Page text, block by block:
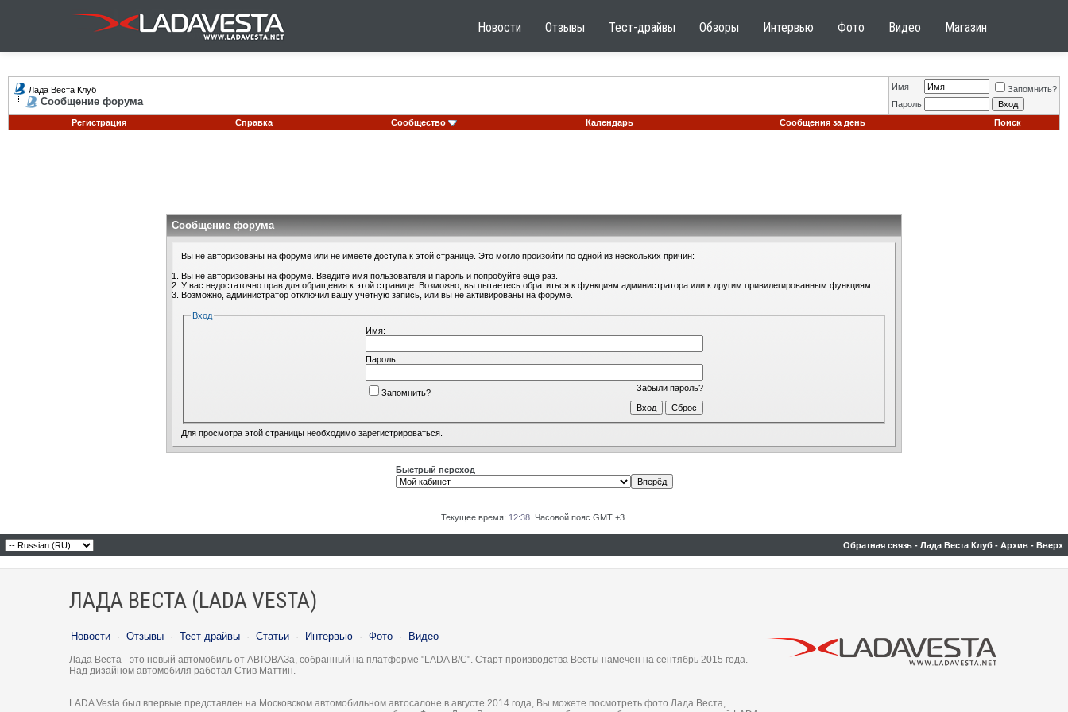
Новости Отзывы Тест-драйвы Обзоры Интервью Фото Видео Магазин
Лада Веста Клуб
Сообщение форума
Имя
Запомнить?
Пароль
Регистрация
Справка Сообщество Календарь Сообщения за день Поиск
Сообщение форума
Вы не авторизованы на форуме или не имеете доступа к этой странице. Это могло произойти по одной из нескольких причин:
Вы не авторизованы на форуме. Введите имя пользователя и пароль и попробуйте ещё раз.
У вас недостаточно прав для обращения к этой странице. Возможно, вы пытаетесь обратиться к функциям администратора или к другим привилегированным функциям.
Возможно, администратор отключил вашу учётную запись, или вы не активированы на форуме.
Вход
Имя:
Пароль:
Забыли пароль?
Запомнить?
Для просмотра этой страницы необходимо зарегистрироваться
Быстрый переход
Текущее время: 12:38 . Часовой пояс GMT +3.
Обратная связь - Лада Веста Клуб - Архив - Вверх
ЛАДА ВЕСТА (LADA VESTA)
Новости · Отзывы · Тест-драйвы · Статьи · Интервью · Фото · Видео
Лада Веста - это новый автомобиль от АВТОВАЗа, собранный на платформе "LADA B/C". Старт производства Весты намечен на сентябрь 2015 года.
Над дизайном автомобиля работал Стив Маттин.
LADA Vesta был впервые представлен на Московском автомобильном автосалоне в августе 2014 года, Вы можете посмотреть фото Лада Веста,